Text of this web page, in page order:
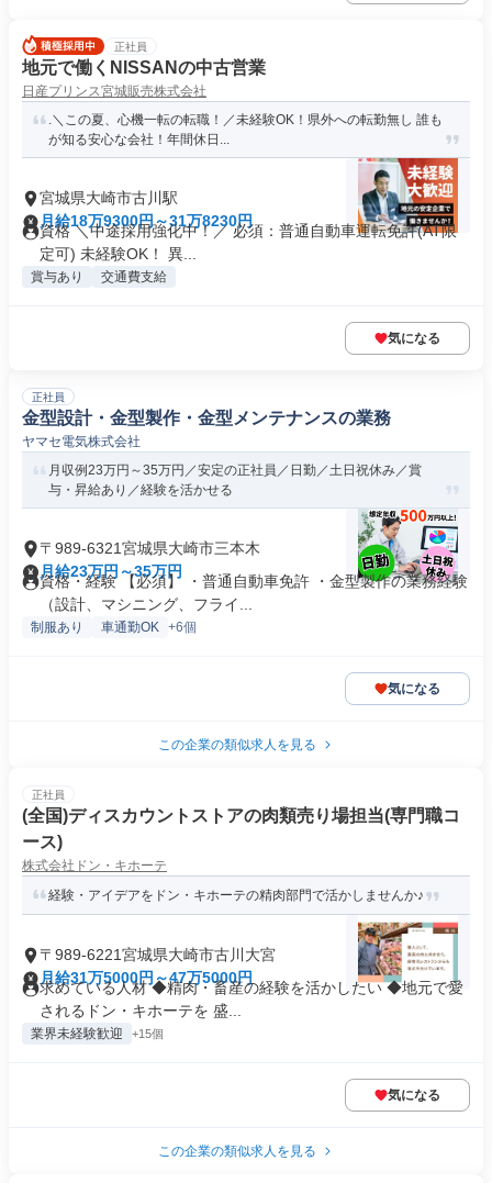
正社員
地元で働くNISSANの中古営業
日産プリンス宮城販売株式会社
.＼この夏、心機一転の転職！／未経験OK！県外への転勤無し 誰も
が知る安心な会社！年間休日...
宮城県大崎市古川駅
月給18万9300円～31万8230円
資格 ＼中途採用強化中！／ 必須：普通自動車運転免許(AT限
定可) 未経験OK！ 異...
賞与あり 交通費支給
気になる
正社員
金型設計・金型製作・金型メンテナンスの業務
ヤマセ電気株式会社
月収例23万円～35万円／安定の正社員／日勤／土日祝休み／賞
与・昇給あり／経験を活かせる
〒989-6321宮城県大崎市三本木
月給23万円～35万円
資格・経験 【必須】 ・普通自動車免許 ・金型製作の業務経験
（設計、マシニング、フライ...
制服あり 車通勤OK +6個
気になる
この企業の類似求人を見る
正社員
(全国)ディスカウントストアの肉類売り場担当(専門職コ
ース)
株式会社ドン・キホーテ
経験・アイデアをドン・キホーテの精肉部門で活かしませんか♪
〒989-6221宮城県大崎市古川大宮
月給31万5000円～47万5000円
求めている人材 ◆精肉・畜産の経験を活かしたい ◆地元で愛
されるドン・キホーテを 盛...
業界未経験歓迎 +15個
気になる
この企業の類似求人を見る